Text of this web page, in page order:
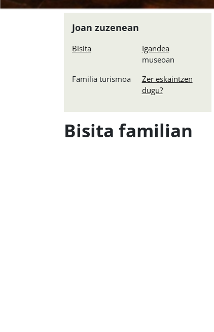
Joan zuzenean
Bisita
Igandea
museoan
Familia turismoa
Zer eskaintzen
dugu?
Bisita familian